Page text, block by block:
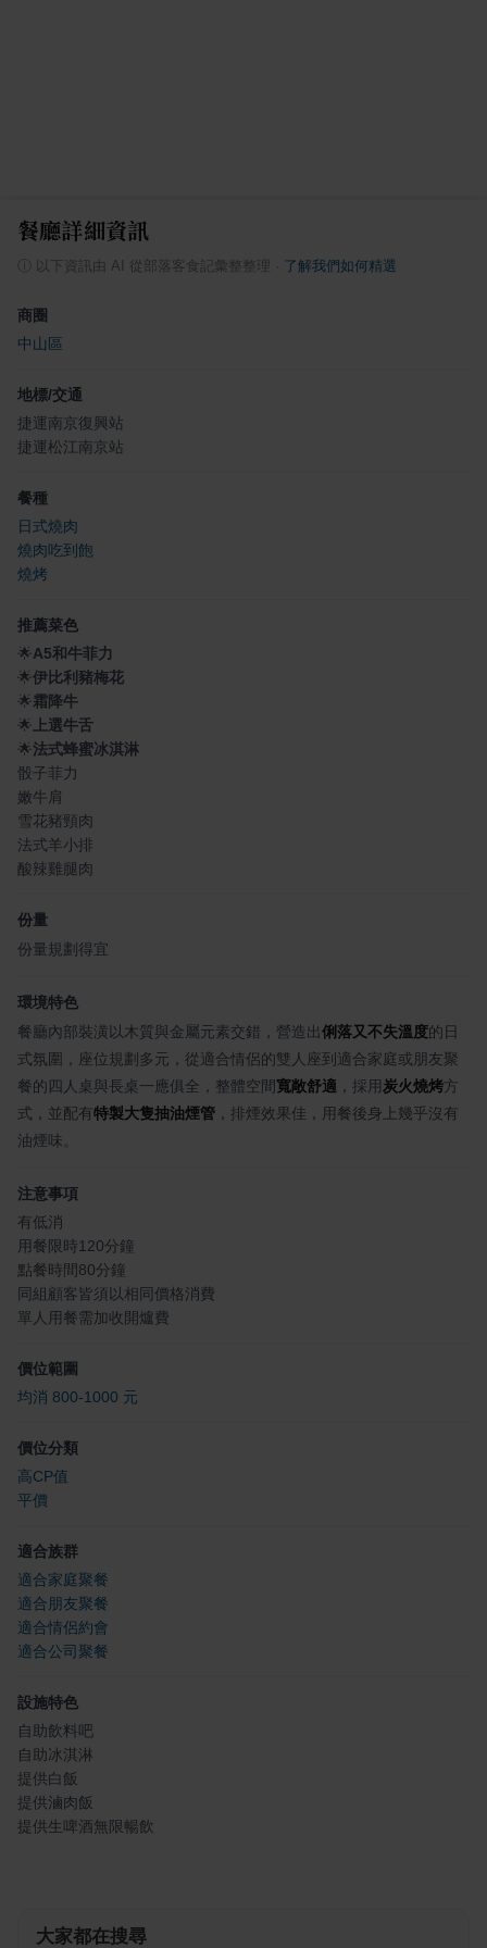
餐廳詳細資訊
ⓘ 以下資訊由 AI 從部落客食記彙整整理 了解我們如何精選
商圈
中山區
地標/交通
捷運南京復興站
捷運松江南京站
餐種
日式燒肉
燒肉吃到飽
燒烤
推薦菜色
🌟A5和牛菲力
🌟伊比利豬梅花
🌟霜降牛
🌟 上選牛舌
🌟法式蜂蜜冰淇淋
骰子菲力
嫩牛肩
雪花豬頸肉
法式羊小排
酸辣雞腿肉
份量
份量規劃得宜
環境特色
餐廳內部裝潢以木質與金屬元素交錯，營造出俐落又不失溫度的日
式氛圍，座位規劃多元，從適合情侶的雙人座到適合家庭或朋友聚
餐的四人桌與長桌一應俱全，整體空間寬敞舒適 ，採用 炭火燒烤方
式，並配有特製大隻抽油煙管 ，排煙效果佳，用餐後身上幾乎沒有
油煙味。
注意事項
有低消
用餐限時120分鐘
點餐時間80分鐘
同組顧客皆須以相同價格消費
單人用餐需加收開爐費
價位範圍
均消 800-1000 元
價位分類
高CP值
平價
適合族群
適合家庭聚餐
適合朋友聚餐
適合情侶約會
適合公司聚餐
設施特色
自助飲料吧
自助冰淇淋
提供白飯
提供滷肉飯
提供生啤酒無限暢飲
大家都在搜尋